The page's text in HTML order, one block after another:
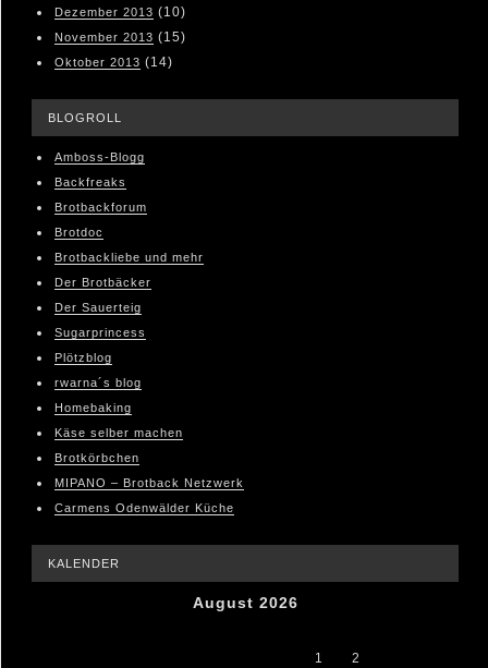
Dezember 2013 (10)
November 2013 (15)
Oktober 2013 (14)
BLOGROLL
Amboss-Blogg
Backfreaks
Brotbackforum
Brotdoc
Brotbackliebe und mehr
Der Brotbäcker
Der Sauerteig
Sugarprincess
Plötzblog
rwarna´s blog
Homebaking
Käse selber machen
Brotkörbchen
MIPANO – Brotback Netzwerk
Carmens Odenwälder Küche
KALENDER
August 2026
1
2